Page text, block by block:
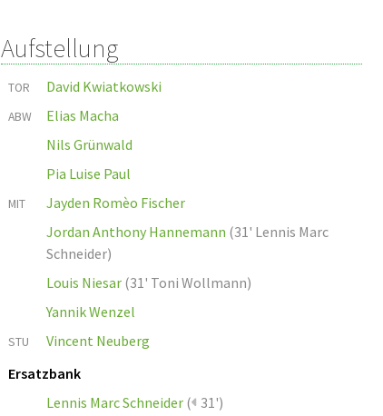
Aufstellung
TOR David Kwiatkowski
ABW
Elias Macha
Nils Grünwald
Pia Luise Paul
MIT
Jayden Romèo Fischer
Jordan Anthony Hannemann (31' Lennis Marc
Schneider)
Louis Niesar (31' Toni Wollmann)
Yannik Wenzel
STU
Vincent Neuberg
Ersatzbank
Lennis Marc Schneider ( 31')